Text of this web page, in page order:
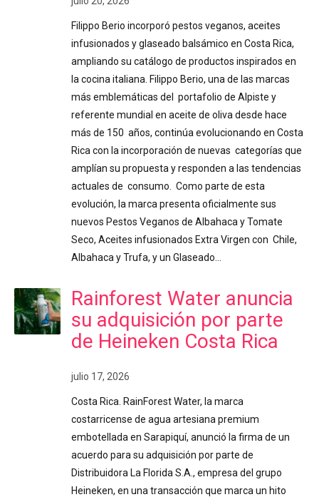
Filippo Berio incorporó pestos veganos, aceites
infusionados y glaseado balsámico en Costa Rica,
ampliando su catálogo de productos inspirados en
la cocina italiana. Filippo Berio, una de las marcas
más emblemáticas del portafolio de Alpiste y
referente mundial en aceite de oliva desde hace
más de 150 años, continúa evolucionando en Costa
Rica con la incorporación de nuevas categorías que
amplían su propuesta y responden a las tendencias
actuales de consumo. Como parte de esta
evolución, la marca presenta oficialmente sus
nuevos Pestos Veganos de Albahaca y Tomate
Seco, Aceites infusionados Extra Virgen con Chile,
Albahaca y Trufa, y un Glaseado…
Rainforest Water anuncia
su adquisición por parte
de Heineken Costa Rica
julio 17, 2026
Costa Rica. RainForest Water, la marca
costarricense de agua artesiana premium
embotellada en Sarapiquí, anunció la firma de un
acuerdo para su adquisición por parte de
Distribuidora La Florida S.A., empresa del grupo
Heineken, en una transacción que marca un hito